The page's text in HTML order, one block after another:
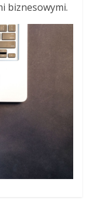
biznesowymi.